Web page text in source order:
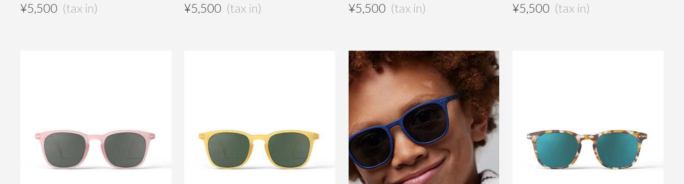
¥5,500
¥5,500
¥5,500
¥5,500